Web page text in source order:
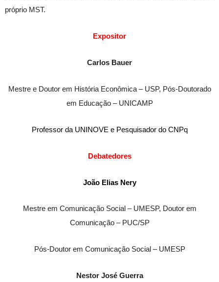
próprio MST.
Expositor
Carlos Bauer
Mestre e Doutor em História Econômica – USP, Pós-Doutorado
em Educação – UNICAMP
Professor da UNINOVE e Pesquisador do CNPq
Debatedores
João Elias Nery
Mestre em Comunicação Social – UMESP, Doutor em
Comunicação – PUC/SP
Pós-Doutor em Comunicação Social – UMESP
Nestor José Guerra